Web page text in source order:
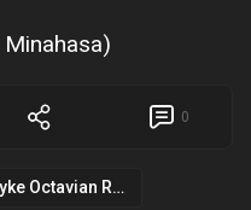
0
Royke Octavian Roring